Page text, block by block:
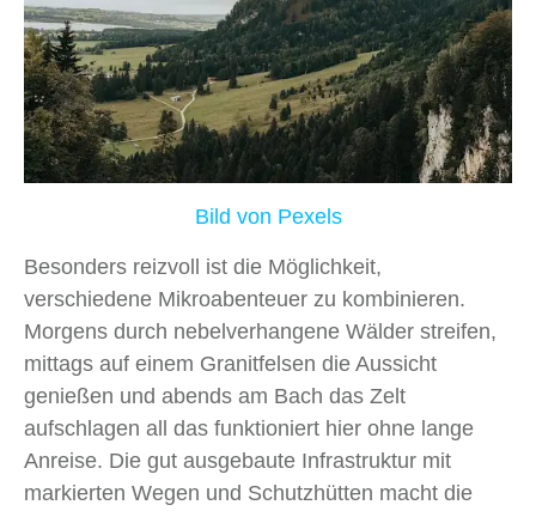
Bild von Pexels
Besonders reizvoll ist die Möglichkeit,
verschiedene Mikroabenteuer zu kombinieren.
Morgens durch nebelverhangene Wälder streifen,
mittags auf einem Granitfelsen die Aussicht
genießen und abends am Bach das Zelt
aufschlagen all das funktioniert hier ohne lange
Anreise. Die gut ausgebaute Infrastruktur mit
markierten Wegen und Schutzhütten macht die